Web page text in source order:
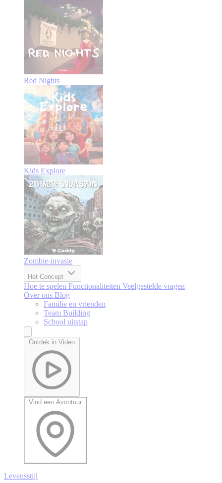
Red Nights
Kids Explore
Zombie-invasie
Het Concept
Hoe te spelen Functionaliteiten Veelgestelde vragen
Over ons Blog
Familie en vrienden
Team Building
School uitstap
Ontdek in Video
Vind een Avontuur
Levensstijl